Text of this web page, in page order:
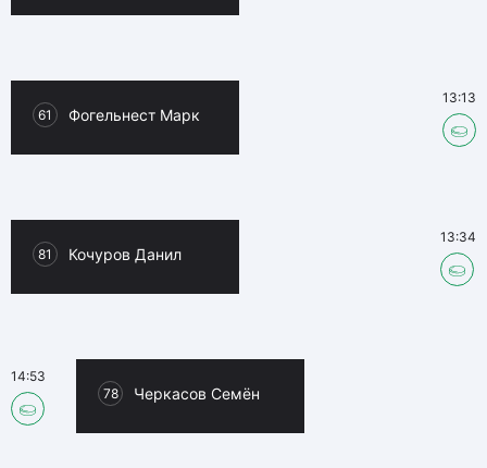
61 Фогельнест Марк
13:13
81 Кочуров Данил
13:34
78 Черкасов Семён
14:53